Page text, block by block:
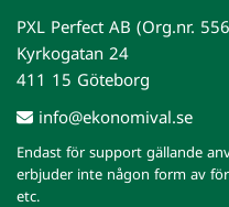
PXL Perfect AB (Org.nr.
Kyrkogatan 24
411 15 Göteborg
info@ekonomival.se
Endast för support gällande
erbjuder inte någon form av
etc.